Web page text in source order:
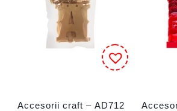
Accesorii craft – AD712